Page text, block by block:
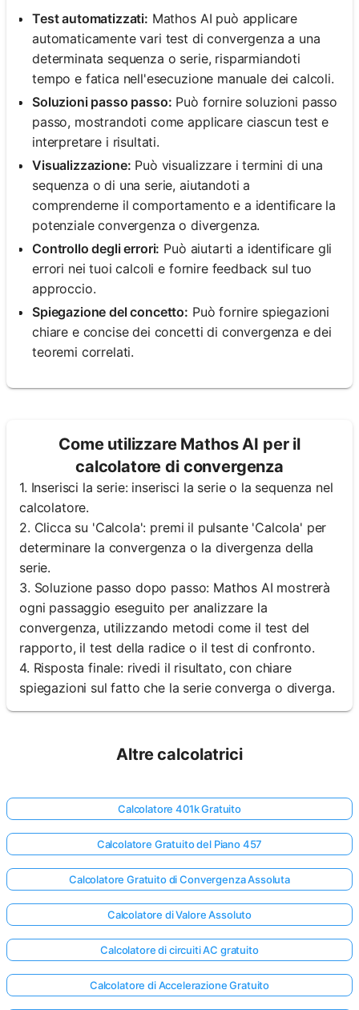
Test automatizzati: Mathos AI può applicare
automaticamente vari test di convergenza a una
determinata sequenza o serie, risparmiandoti
tempo e fatica nell'esecuzione manuale dei calcoli.
Soluzioni passo passo: Può fornire soluzioni passo
passo, mostrandoti come applicare ciascun test e
interpretare i risultati.
Visualizzazione: Può visualizzare i termini di una
sequenza o di una serie, aiutandoti a
comprenderne il comportamento e a identificare la
potenziale convergenza o divergenza.
Controllo degli errori: Può aiutarti a identificare gli
errori nei tuoi calcoli e fornire feedback sul tuo
approccio.
Spiegazione del concetto: Può fornire spiegazioni
chiare e concise dei concetti di convergenza e dei
teoremi correlati.
Come utilizzare Mathos AI per il
calcolatore di convergenza
1. Inserisci la serie: inserisci la serie o la sequenza nel
calcolatore.
2. Clicca su 'Calcola': premi il pulsante 'Calcola' per
determinare la convergenza o la divergenza della
serie.
3. Soluzione passo dopo passo: Mathos AI mostrerà
ogni passaggio eseguito per analizzare la
convergenza, utilizzando metodi come il test del
rapporto, il test della radice o il test di confronto.
4. Risposta finale: rivedi il risultato, con chiare
spiegazioni sul fatto che la serie converga o diverga.
Altre calcolatrici
Calcolatore 401k Gratuito
Calcolatore Gratuito del Piano 457
Calcolatore Gratuito di Convergenza Assoluta
Calcolatore di Valore Assoluto
Calcolatore di circuiti AC gratuito
Calcolatore di Accelerazione Gratuito